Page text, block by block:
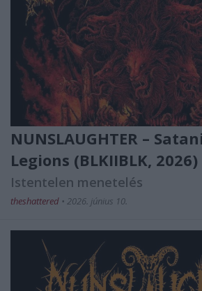
NUNSLAUGHTER –
Legions (BLKIIBLK, 2026)
Istentelen menetelés
theshattered • 2026. június 10.